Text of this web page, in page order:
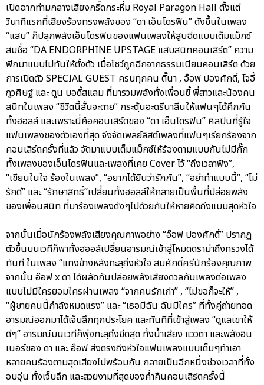
เปิดฉากท่ามกลางเสียงกรี๊ดกระหึ่ม Royal Paragon Hall ตั้งแต่
วินาทีแรกที่เสียงร้องทรงพลังของ “ดา เอ็นโดรฟิน” ดังขึ้นในเพลง
“แสบ” ก็ปลุกพลังเอ็นโดรฟินของแฟนเพลงให้สูบฉีดแบบเต็มแม็กซ์
สมชื่อ “DA ENDORPHINE UPSTAGE แสบสนิทคอนเสิร์ต” ความ
พีกมาแบบไม่ทันให้ตั้งตัว เมื่อโชว์ถูกฉีกจากธรรมเนียมคอนเสิร์ต ด้วย
การเปิดตัว SPECIAL GUEST ครบทุกคน ติ๊นา , อ๊อฟ ปองศักดิ์, โจอี้
ภูวศิษฐ์ และ ตูน บอดี้สแลม ที่มารวมพลังทั้งเพื่อนซี้ พี่สาวและน้องคน
สนิทในเพลง “ชีวิตนี้สั้นจะตาย” กระตุ้นอะดรีนาลีนให้แฟนๆได้คึกกัน
ทั้งฮอลล์ และเพราะนี่คือคอนเสิร์ตของ “ดา เอ็นโดรฟิน” ศิลปินที่รู้ใจ
แฟนเพลงของตัวเองที่สุด จึงจัดเพลย์ลิสต์เพลงที่แฟนๆเรียกร้องจาก
คอนเสิร์ตครั้งที่แล้ว จัดมาแบบเต็มแม็กซ์ให้ร้องตามแบบกันไม่มีกั๊ก
ทั้งเพลงของเอ็นโดรฟินและเพลงที่เคย Cover ไว้ “ถึงเวลาฟัง”,
“เขียนในใจ ร้องในเพลง”, “อยากได้ยินว่ารักกัน”, “อย่าทำแบบนี้”, “ไม่
รักดี” และ “รักษาสิทธิ์”เปลี่ยนทั้งฮอลล์ให้กลายเป็นพื้นที่ปล่อยพลัง
ของเพื่อนสนิท ที่มาร้องเพลงดังๆไปด้วยกันให้หายคิดถึงแบบสุดหัวใจ
จากนั้นเมื่อนักร้องพลังเสียงคุณภาพอย่าง “อ๊อฟ ปองศักดิ์” ปรากฏ
ตัวขึ้นบนเวทีก็พาทั้งฮออล์เปลี่ยนอารมณ์เข้าสู่โหมดดราม่าถึงทรวงได้
ทันที ในเพลง “แทงข้างหลังทะลุถึงหัวใจ สมศักดิ์ศรีนักร้องคุณภาพ
จากนั้น อ๊อฟ x ดา ได้ผลัดกันปล่อยพลังเสียงดวลกันเพลงต่อเพลง
แบบไม่มีใครยอมใครผ่านเพลง “จากคนรักเก่า” , “ไม่ขอก็จะให้” ,
“ผู้ชายคนนี้กำลังหมดแรง” และ “เธอมีฉัน ฉันมีใคร” ที่ทั้งคู่ถ่ายทอด
อารมณ์ออกมาได้เจ็บลึกทุกประโยค และทันทีที่เข้าสู่เพลง “ดูแลเขาให้
ดีๆ” อารมณ์บนเวทีก็พุ่งทะลุถึงขีดสุด ทั้งน้ำเสียง แววตา และพลังอิน
เนอร์ของ ดา และ อ๊อฟ ส่งตรงถึงหัวใจแฟนเพลงแบบเต็มๆทำเอา
หลายคนร้องตามสุดเสียงไปพร้อมกัน กลายเป็นอีกหนึ่งช่วงเวลาที่ทั้ง
อบอุ่น ทั้งเจ็บลึก และสวยงามที่สุดของค่ำคืนคอนเสิร์ตครั้งนี้